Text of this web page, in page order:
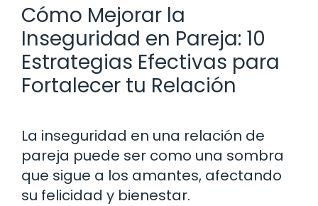
Cómo Mejorar la
Inseguridad en Pareja: 10
Estrategias Efectivas para
Fortalecer tu Relación
La inseguridad en una relación de
pareja puede ser como una sombra
que sigue a los amantes, afectando
su felicidad y bienestar.